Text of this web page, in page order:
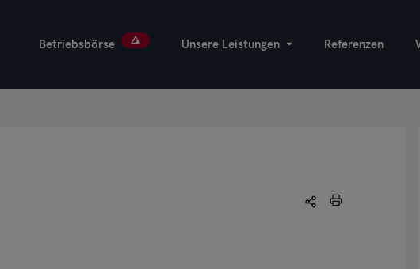
Betriebsbörse Unsere Leistungen Referenzen